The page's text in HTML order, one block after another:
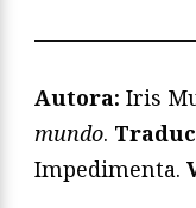
Autora: Iris
mundo.
Impedimenta.